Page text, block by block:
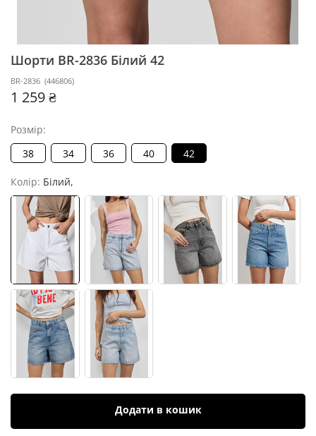
Шорти BR-2836 Білий 42
BR-2836 (446806)
1 259 ₴
Розмір:
38
34 36 40 42
Колір: Білий,
Додати в кошик